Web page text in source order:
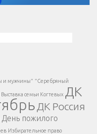
и мужчины" "Серебряный
Выставка семьи Когтевых ДК
ДК Россия
День пожилого
Избирательное право